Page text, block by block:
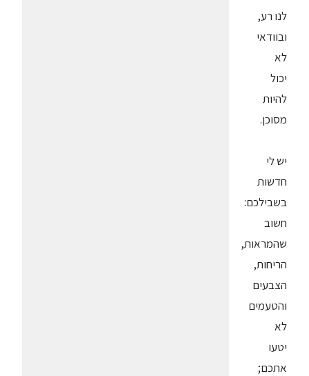
לנו רע,
ובוודאי
לא
יכול
להיות
מסוכן.
יש לי
חדשות
בשבילכם:
חשוב
שהמראות,
הריחות,
הצבעים
והטעמים
לא
יטעו
אתכם;